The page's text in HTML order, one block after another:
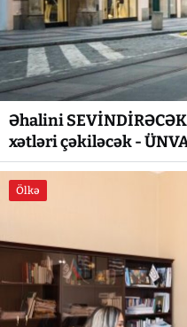
Əhalini
xətləri çəkiləcək -
Ölkə